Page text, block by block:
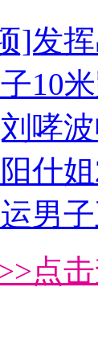
]发
10
哮
什
男
点